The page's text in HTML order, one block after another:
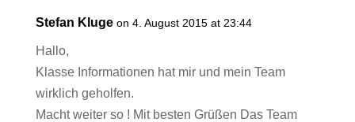
Stefan Kluge on 4. August 2015 at 23:44
Hallo,
Klasse Informationen hat mir und mein Team
wirklich geholfen.
Macht weiter so ! Mit besten Grüßen Das Team